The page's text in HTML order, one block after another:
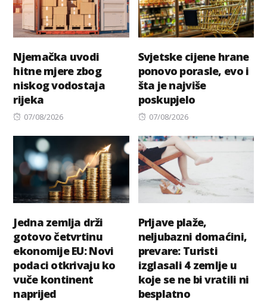
Njemačka uvodi
hitne mjere zbog
niskog vodostaja
rijeka
Posted
07/08/2026
Svjetske cijene hrane
ponovo porasle, evo i
šta je najviše
poskupjelo
Posted
07/08/2026
Jedna zemlja drži
gotovo četvrtinu
ekonomije EU: Novi
podaci otkrivaju ko
vuče kontinent
naprijed
Prljave plaže,
neljubazni domaćini,
prevare: Turisti
izglasali 4 zemlje u
koje se ne bi vratili ni
besplatno